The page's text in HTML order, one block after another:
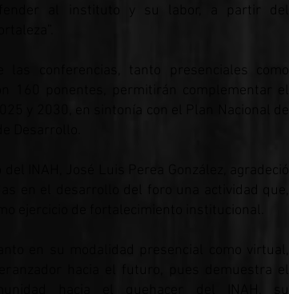
al instituto y su labor, a partir del
las conferencias, tanto presenciales como
160 ponentes, permitirán complementar el
INAH, José Luis Perea González, agradeció
en el desarrollo del foro una actividad que,
ejercicio de fortalecimiento institucional.
en su modalidad presencial como virtual,